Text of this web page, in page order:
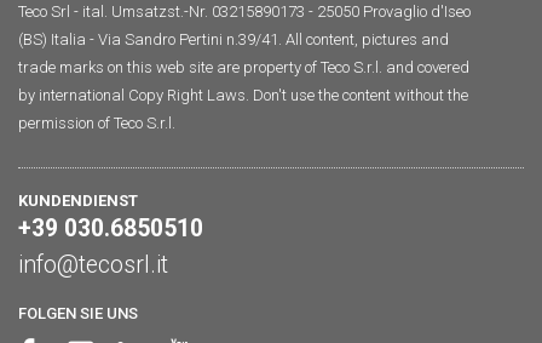
Teco Srl - ital. Umsatzst.-Nr. 03215890173 - 25050 Provaglio d'Iseo
(BS) Italia - Via Sandro Pertini n.39/41. All content, pictures and
trade marks on this web site are property of Teco S.r.l. and covered
by international Copy Right Laws. Don't use the content without the
permission of Teco S.r.l.
KUNDENDIENST
+39 030.6850510
info@tecosrl.it
FOLGEN SIE UNS